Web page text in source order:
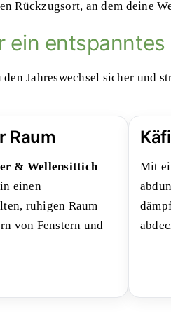
Rückzugsort, an dem deine
ein
den Jahreswechsel sicher und
Raum
& Wellensittich
einen
ruhigen Raum
von Fenstern und
Mit